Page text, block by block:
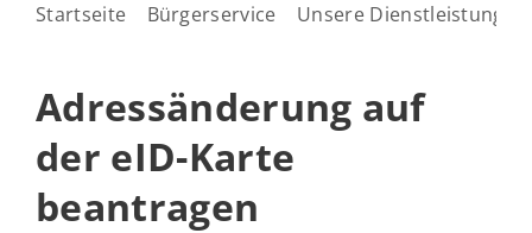
Startseite Bürgerservice Unsere Dienstleistungen
Adressänderung auf
der eID-Karte
beantragen